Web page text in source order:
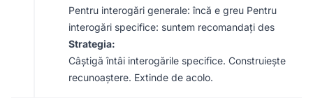
Pentru interogări generale: încă e greu Pentru
interogări specifice: suntem recomandați des
Strategia:
Câștigă întâi interogările specifice. Construiește
recunoaștere. Extinde de acolo.